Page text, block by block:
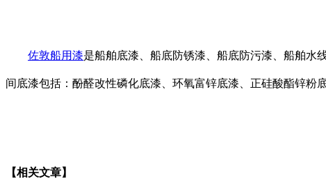
佐敦船用漆是船舶底漆、船底防锈漆、船底防污漆、船舶
间底漆包括：酚醛改性磷化底漆、环氧富锌底漆、正硅酸酯锌粉
【相关文章】